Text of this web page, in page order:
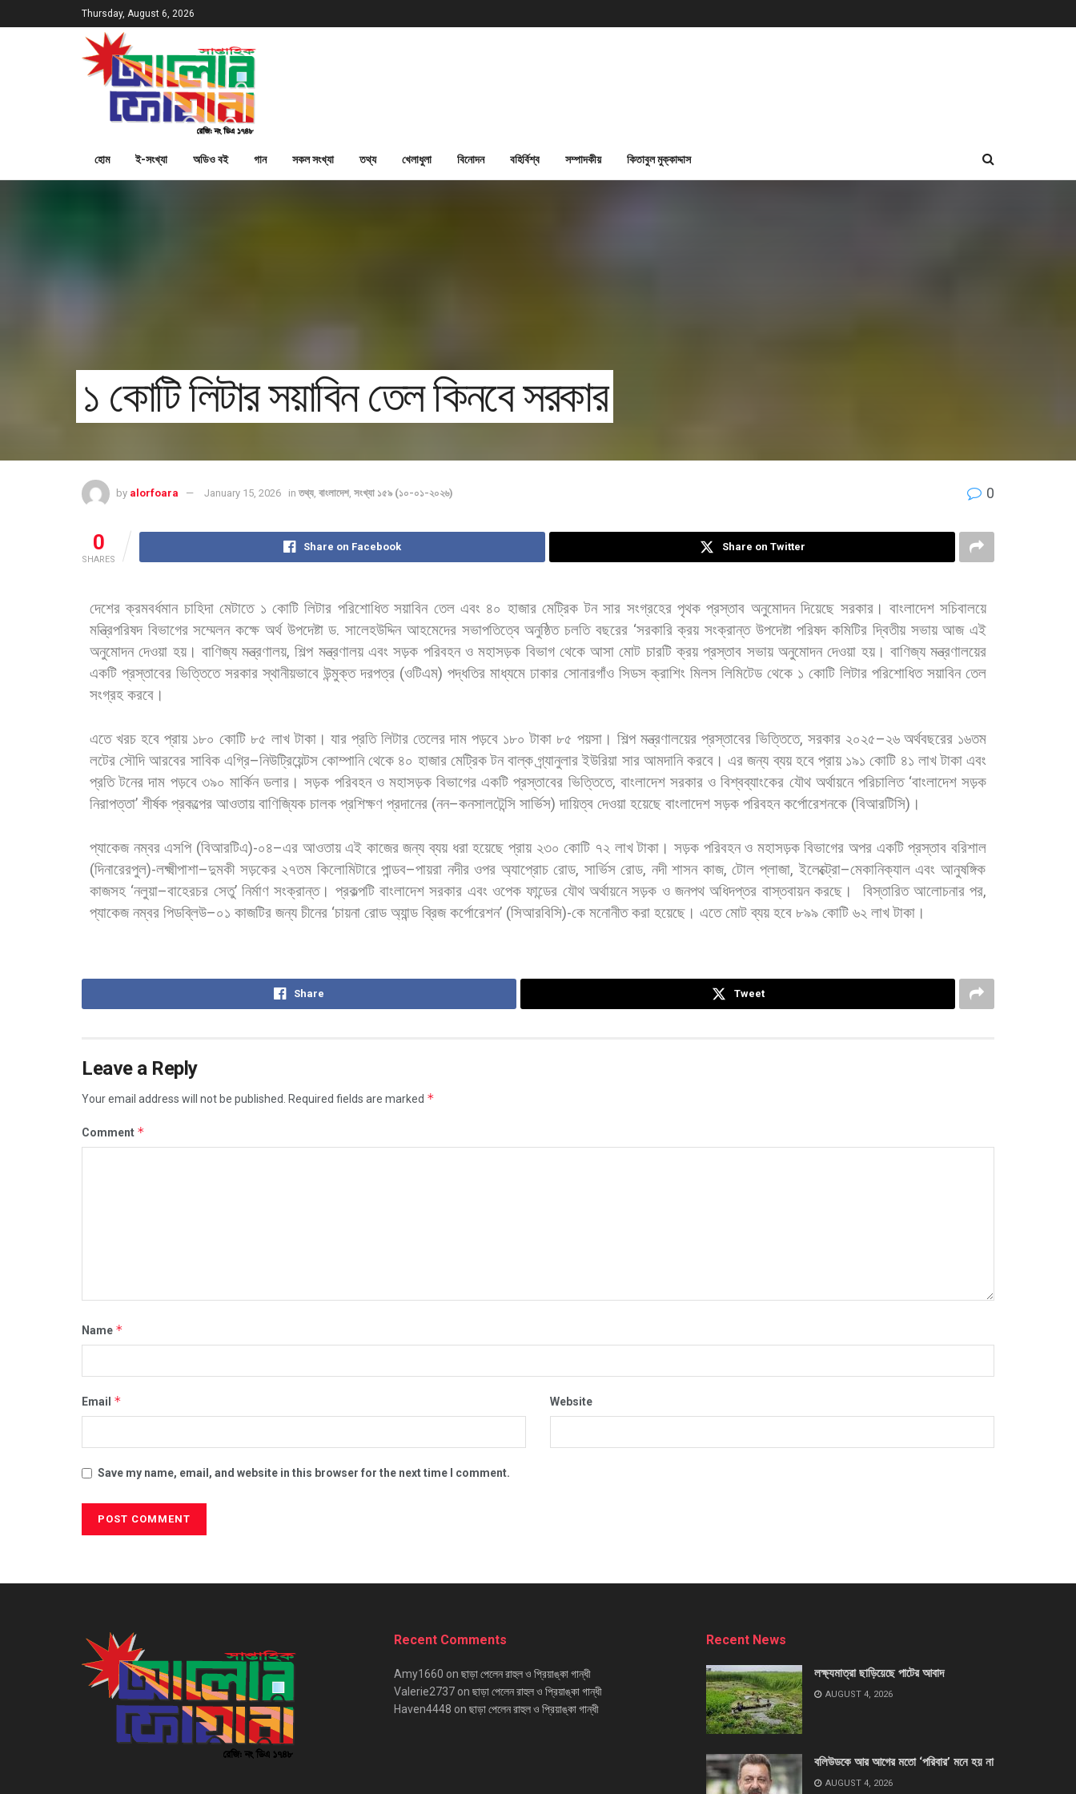
Thursday, August 6, 2026
হোম ই-সংখ্যা অডিও বই গান সকল সংখ্যা তথ্য খেলাধুলা বিনোদন বহির্বিশ্ব সম্পাদকীয় কিতাবুল মুক্কাদ্দাস
১ কোটি লিটার সয়াবিন তেল কিনবে সরকার
by alorfoara January 15, 2026 in তথ্য, বাংলাদেশ, সংখ্যা ১৫৯ (১০-০১-২০২৬) 0
0
SHARES
Share on Facebook Share on Twitter
দেশের ক্রমবর্ধমান চাহিদা মেটাতে ১ কোটি লিটার পরিশোধিত সয়াবিন তেল এবং ৪০ হাজার মেট্রিক টন সার সংগ্রহের পৃথক প্রস্তাব অনুমোদন দিয়েছে সরকার। বাংলাদেশ সচিবালয়ে
মন্ত্রিপরিষদ বিভাগের সম্মেলন কক্ষে অর্থ উপদেষ্টা ড.সালেহউদ্দিন আহমেদের সভাপতিত্বে অনুষ্ঠিত চলতি বছরের‘সরকারি ক্রয় সংক্রান্ত উপদেষ্টা পরিষদ কমিটির দ্বিতীয় সভায় আজ এই
অনুমোদন দেওয়া হয়। বাণিজ্য মন্ত্রণালয়,শিল্প মন্ত্রণালয় এবং সড়ক পরিবহন ও মহাসড়ক বিভাগ থেকে আসা মোট চারটি ক্রয় প্রস্তাব সভায় অনুমোদন দেওয়া হয়। বাণিজ্য মন্ত্রণালয়ের
একটি প্রস্তাবের ভিত্তিতে সরকার স্থানীয়ভাবে উন্মুক্ত দরপত্র (ওটিএম)পদ্ধতির মাধ্যমে ঢাকার সোনারগাঁও সিডস ক্রাশিং মিলস লিমিটেড থেকে ১ কোটি লিটার পরিশোধিত সয়াবিন তেল
সংগ্রহ করবে।
এতে খরচ হবে প্রায় ১৮০ কোটি ৮৫ লাখ টাকা। যার প্রতি লিটার তেলের দাম পড়বে ১৮০ টাকা ৮৫ পয়সা। শিল্প মন্ত্রণালয়ের প্রস্তাবের ভিত্তিতে, সরকার ২০২৫–২৬ অর্থবছরের ১৬তম
লটের সৌদি আরবের সাবিক এগ্রি–নিউট্রিয়েন্টস কোম্পানি থেকে ৪০ হাজার মেট্রিক টন বাল্ক গ্র্যানুলার ইউরিয়া সার আমদানি করবে। এর জন্য ব্যয় হবে প্রায় ১৯১ কোটি ৪১ লাখ টাকা এবং
প্রতি টনের দাম পড়বে ৩৯০ মার্কিন ডলার। সড়ক পরিবহন ও মহাসড়ক বিভাগের একটি প্রস্তাবের ভিত্তিতে, বাংলাদেশ সরকার ও বিশ্বব্যাংকের যৌথ অর্থায়নে পরিচালিত‘বাংলাদেশ সড়ক
নিরাপত্তা’ শীর্ষক প্রকল্পের আওতায় বাণিজ্যিক চালক প্রশিক্ষণ প্রদানের (নন–কনসালটেন্সি সার্ভিস)দায়িত্ব দেওয়া হয়েছে বাংলাদেশ সড়ক পরিবহন কর্পোরেশনকে (বিআরটিসি) ।
প্যাকেজ নম্বর এসপি(বিআরটিএ)-০৪–এর আওতায় এই কাজের জন্য ব্যয় ধরা হয়েছে প্রায় ২৩০ কোটি ৭২ লাখ টাকা। সড়ক পরিবহন ও মহাসড়ক বিভাগের অপর একটি প্রস্তাব বরিশাল
(দিনারেরপুল)-লক্ষ্মীপাশা–দুমকী সড়কের ২৭তম কিলোমিটারে পান্ডব–পায়রা নদীর ওপর অ্যাপ্রোচ রোড, সার্ভিস রোড, নদী শাসন কাজ,টোল প্লাজা,ইলেক্ট্রো–মেকানিক্যাল এবং আনুষঙ্গিক
কাজসহ ‘নলুয়া–বাহেরচর সেতু’ নির্মাণ সংক্রান্ত। প্রকল্পটি বাংলাদেশ সরকার এবং ওপেক ফান্ডের যৌথ অর্থায়নে সড়ক ও জনপথ অধিদপ্তর বাস্তবায়ন করছে। বিস্তারিত আলোচনার পর,
প্যাকেজ নম্বর পিডব্লিউ–০১ কাজটির জন্য চীনের ‘চায়না রোড অ্যান্ড ব্রিজ কর্পোরেশন’ (সিআরবিসি)-কে মনোনীত করা হয়েছে। এতে মোট ব্যয় হবে ৮৯৯ কোটি ৬২ লাখ টাকা।
Share Tweet
Leave a Reply
Your email address will not be published. Required fields are marked *
Comment *
Name *
Email * Website
Save my name, email, and website in this browser for the next time I comment.
Recent Comments
Amy1660 on ছাড়া পেলেন রাহুল ও প্রিয়াঙ্কা গান্ধী
Valerie2737 on ছাড়া পেলেন রাহুল ও প্রিয়াঙ্কা গান্ধী
Haven4448 on ছাড়া পেলেন রাহুল ও প্রিয়াঙ্কা গান্ধী
Recent News
লক্ষ্যমাত্রা ছাড়িয়েছে পাটের আবাদ
AUGUST 4, 2026
বলিউডকে আর আগের মতো ‘পরিবার’ মনে হয় না
AUGUST 4, 2026